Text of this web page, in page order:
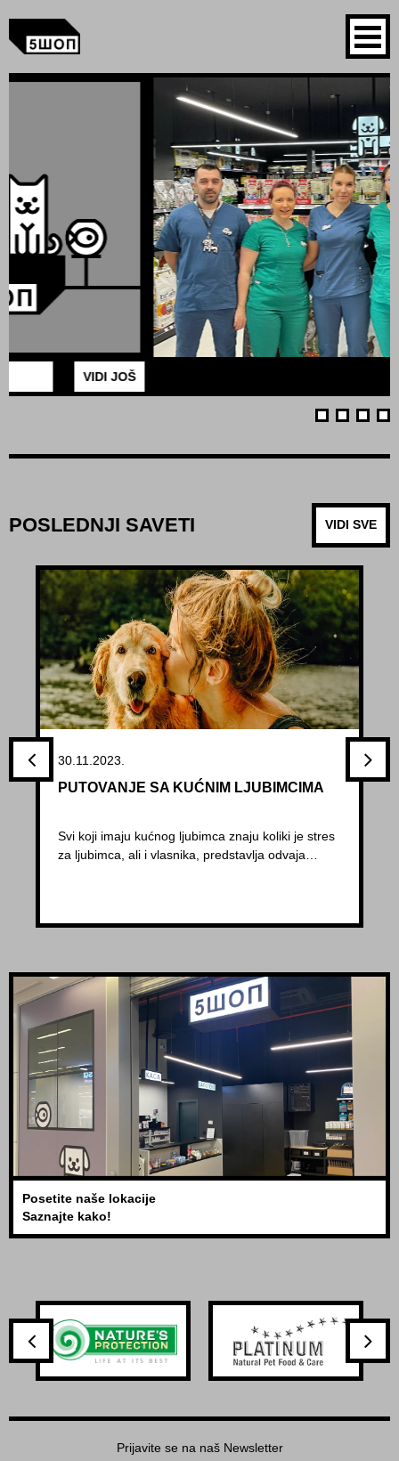
POSLEDNJI SAVETI VIDI SVE
30.11.2023.
PUTOVANJE SA KUĆNIM LJUBIMCIMA
Svi koji imaju kućnog ljubimca znaju koliki je stres
za ljubimca, ali i vlasnika, predstavlja odvaja…
Posetite naše lokacije
Saznajte kako!
Prijavite se na naš Newsletter